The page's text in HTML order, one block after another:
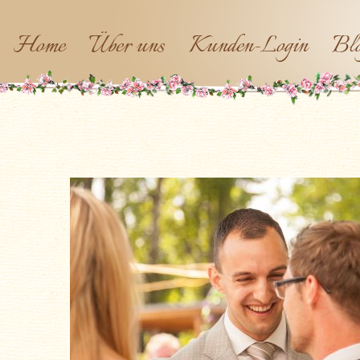
Home Über uns Kunden-Login